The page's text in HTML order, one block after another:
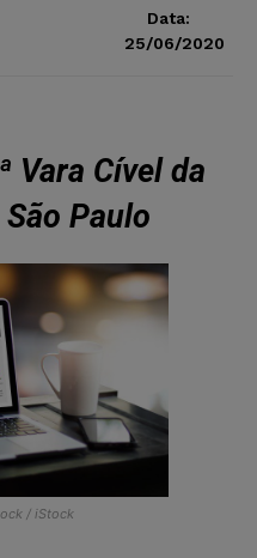
Data:
25/06/2020
Vara Cível da
Paulo
/ iStock